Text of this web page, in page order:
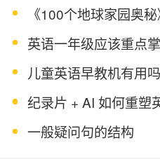
《100个地球家园奥
英语一年级应该重点
儿童英语早教机有用吗
纪录片 + AI 如何重塑
一般疑问句的结构